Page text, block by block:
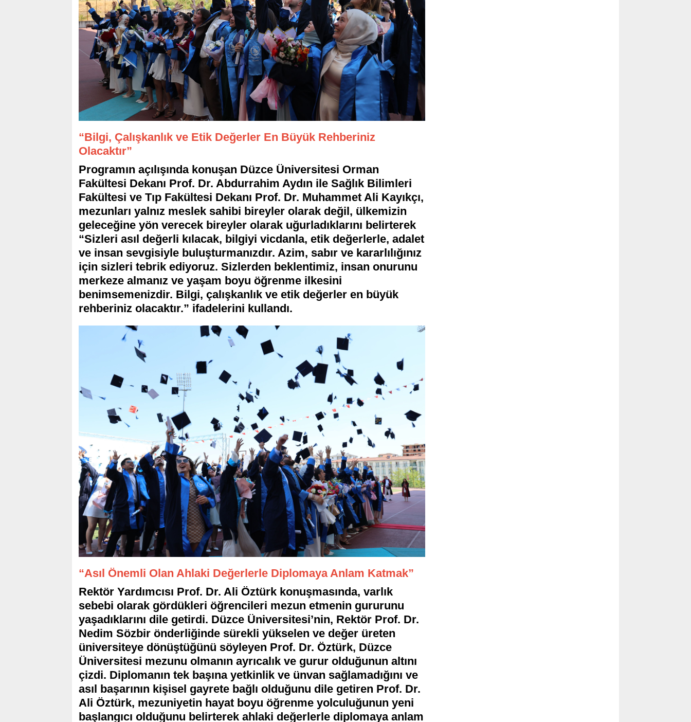
“Bilgi, Çalışkanlık ve Etik Değerler En Büyük Rehberiniz
Olacaktır”
Programın açılışında konuşan Düzce Üniversitesi Orman
Fakültesi Dekanı Prof. Dr. Abdurrahim Aydın ile Sağlık Bilimleri
Fakültesi ve Tıp Fakültesi Dekanı Prof. Dr. Muhammet Ali Kayıkçı,
mezunları yalnız meslek sahibi bireyler olarak değil, ülkemizin
geleceğine yön verecek bireyler olarak uğurladıklarını belirterek
“Sizleri asıl değerli kılacak, bilgiyi vicdanla, etik değerlerle, adalet
ve insan sevgisiyle buluşturmanızdır. Azim, sabır ve kararlılığınız
için sizleri tebrik ediyoruz. Sizlerden beklentimiz, insan onurunu
merkeze almanız ve yaşam boyu öğrenme ilkesini
benimsemenizdir. Bilgi, çalışkanlık ve etik değerler en büyük
rehberiniz olacaktır.” ifadelerini kullandı.
“Asıl Önemli Olan Ahlaki Değerlerle Diplomaya Anlam Katmak”
Rektör Yardımcısı Prof. Dr. Ali Öztürk konuşmasında, varlık
sebebi olarak gördükleri öğrencileri mezun etmenin gururunu
yaşadıklarını dile getirdi. Düzce Üniversitesi’nin, Rektör Prof. Dr.
Nedim Sözbir önderliğinde sürekli yükselen ve değer üreten
üniversiteye dönüştüğünü söyleyen Prof. Dr. Öztürk, Düzce
Üniversitesi mezunu olmanın ayrıcalık ve gurur olduğunun altını
çizdi. Diplomanın tek başına yetkinlik ve ünvan sağlamadığını ve
asıl başarının kişisel gayrete bağlı olduğunu dile getiren Prof. Dr.
Ali Öztürk, mezuniyetin hayat boyu öğrenme yolculuğunun yeni
başlangıcı olduğunu belirterek ahlaki değerlerle diplomaya anlam